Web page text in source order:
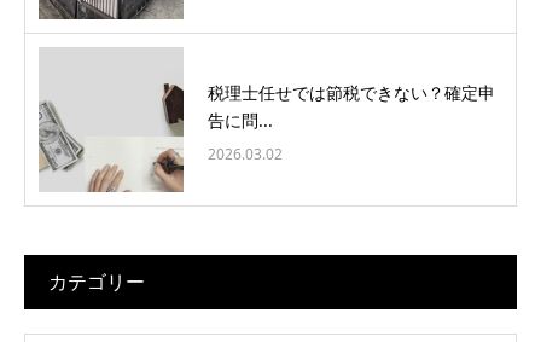
税理士任せでは節税できない？確定申
告に問...
2026.03.02
カテゴリー